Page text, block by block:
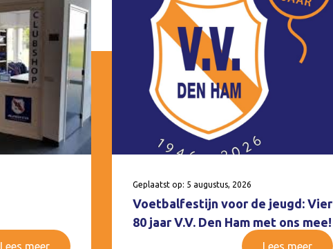
Lees meer
Geplaatst op: 5 augustus, 2026
Voetbalfestijn voor de jeugd: Vier
80 jaar V.V. Den Ham met ons mee!
Lees meer